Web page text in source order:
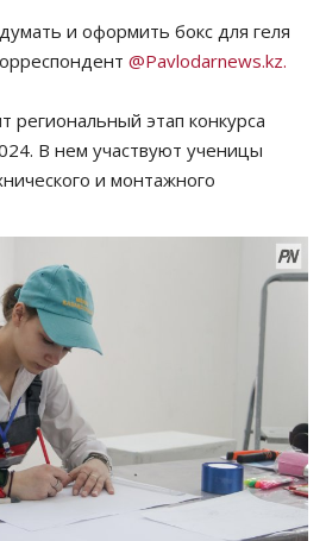
и оформить бокс для геля
@Pavlodarnews.kz.
региональный этап конкурса
В нем участвуют ученицы
и монтажного